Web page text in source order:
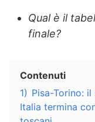
Qual è il
finale?
Contenuti
1) Pisa-Torino:
Italia termina